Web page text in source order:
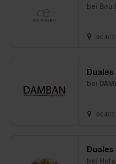
bei Bau
90402
bei
90402
Duales
bei